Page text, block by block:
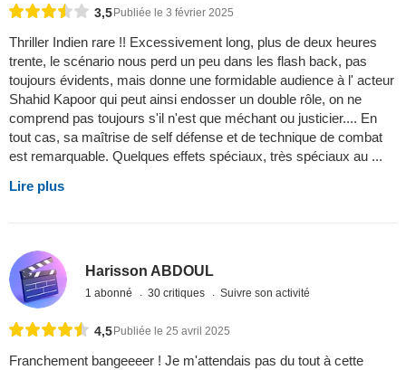
3,5Publiée le 3 février 2025
Thriller Indien rare !! Excessivement long, plus de deux heures
trente, le scénario nous perd un peu dans les flash back, pas
toujours évidents, mais donne une formidable audience à l' acteur
Shahid Kapoor qui peut ainsi endosser un double rôle, on ne
comprend pas toujours s'il n'est que méchant ou justicier.... En
tout cas, sa maîtrise de self défense et de technique de combat
est remarquable. Quelques effets spéciaux, très spéciaux au ...
Lire plus
Harisson ABDOUL
1 abonné 30 critiques Suivre son activité
4,5 Publiée le 25 avril 2025
Franchement bangeeeer ! Je m'attendais pas du tout à cette